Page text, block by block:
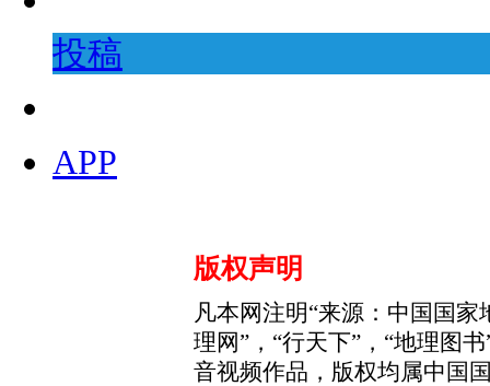
投稿
APP
版权声明
凡本网注明“来源：中国国家
理网”，“行天下”，“地理图
音视频作品，版权均属中国